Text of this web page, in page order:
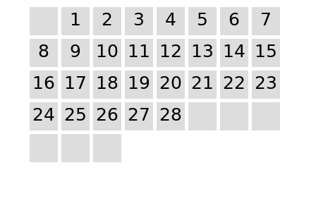
1 2 3 4 5 6
7
8
9 10 11 12 13 14 15
16 17 18 19 20 21 22 23
24 25 26 27 28